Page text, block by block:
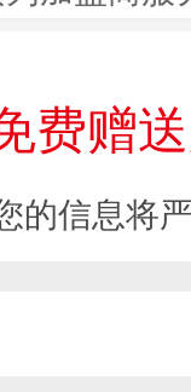
费赠
的信息将